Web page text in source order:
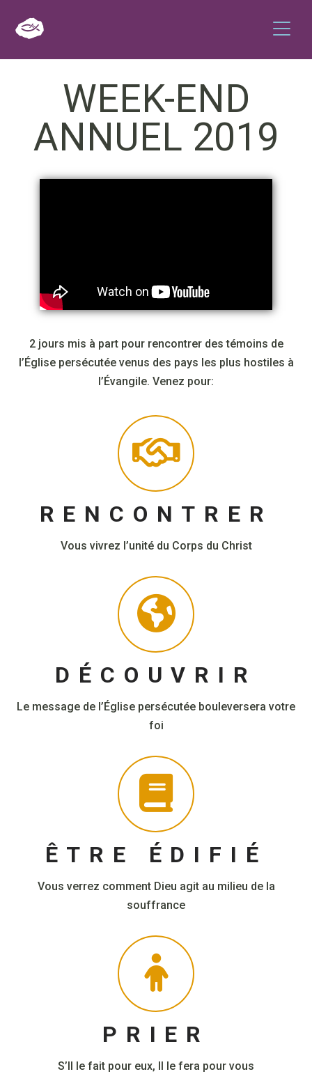
WEEK-END
ANNUEL 2019
2 jours mis à part pour rencontrer des témoins de
l’Église persécutée venus des pays les plus hostiles à
l’Évangile. Venez pour:
RENCONTRER
Vous vivrez l’unité du Corps du Christ
DÉCOUVRIR
Le message de l’Église persécutée bouleversera votre
foi
ÊTRE ÉDIFIÉ
Vous verrez comment Dieu agit au milieu de la
souffrance
PRIER
S’Il le fait pour eux, Il le fera pour vous